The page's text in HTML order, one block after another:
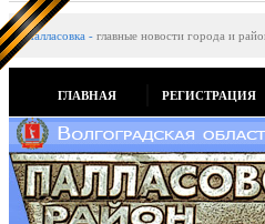
Палласовка - главные новости города и
ГЛАВНАЯ РЕГИСТРАЦИЯ